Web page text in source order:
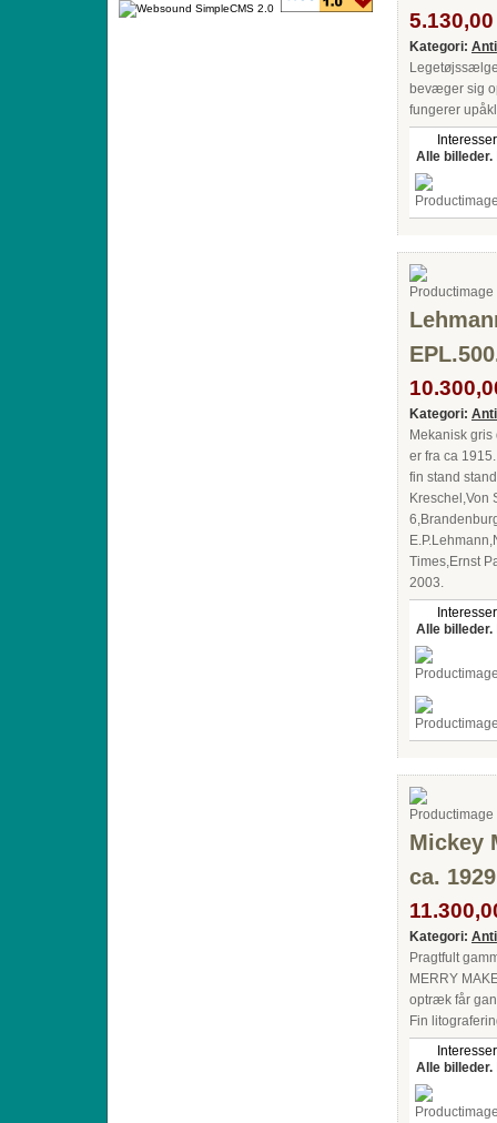
Kategori:
bevæger sig
fungerer
Alle billeder.
Kategori:
Mekanisk
er fra ca
fin stand
Kreschel,Von
Times,Ernst
2003.
Alle billeder.
Mickey
ca.
Kategori:
Pragtfult
MERRY
optræk får
Fin
Alle billeder.